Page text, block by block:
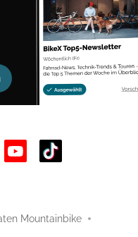
Mountainbike